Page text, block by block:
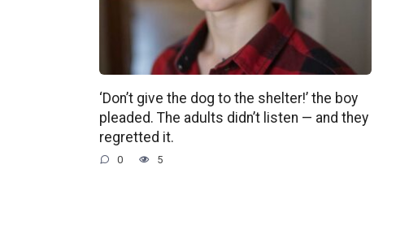
‘Don’t give the dog to the shelter!’ the boy
pleaded. The adults didn’t listen — and they
regretted it.
0 5